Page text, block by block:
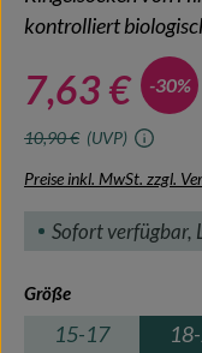
kontrolliert
7,63 € -30%
10,90 € (UVP)
Preise inkl. MwSt. zzgl.
Sofort verfügbar,
Größeauswählen
15-17